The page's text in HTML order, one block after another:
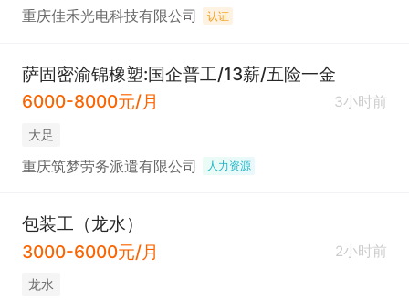
重庆佳禾光电科技有限公司 认证
萨固密渝锦橡塑:国企普工/13薪/五险一金
6000-8000元/月
3小时前
大足
重庆筑梦劳务派遣有限公司 人力资源
包装工（龙水）
3000-6000元/月
2小时前
龙水